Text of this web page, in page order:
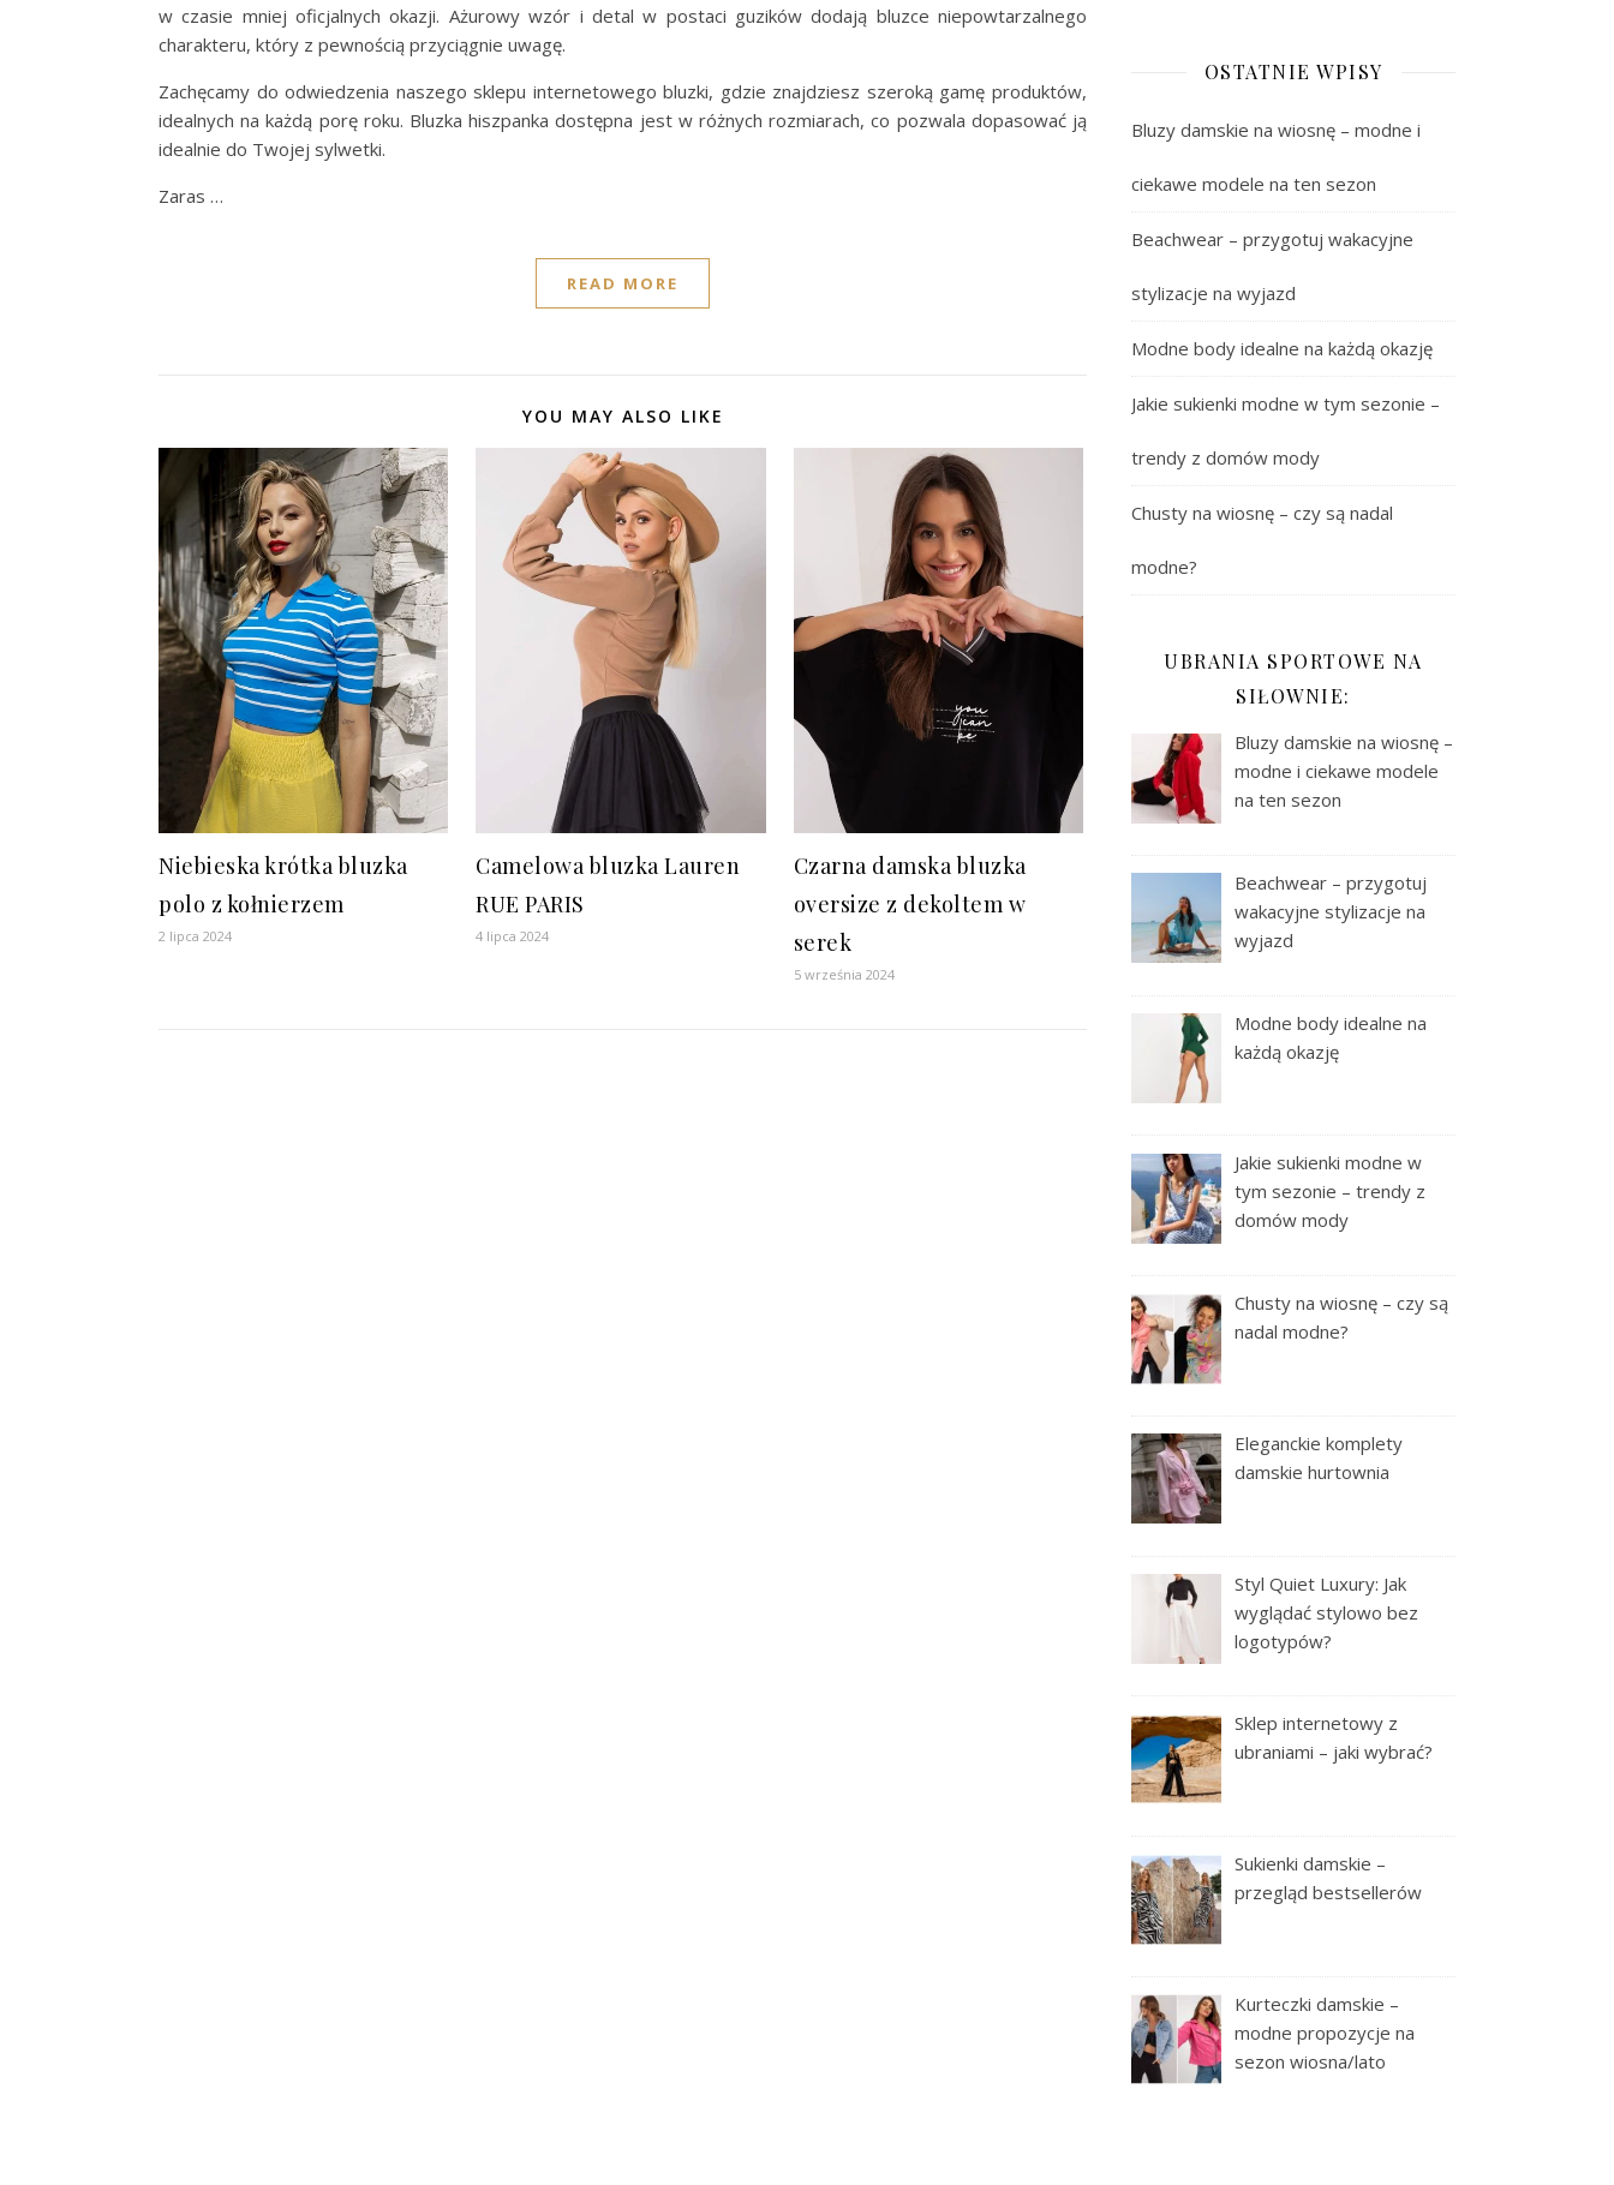
w czasie mniej oficjalnych okazji. Ażurowy wzór i detal w postaci guzików dodają bluzce niepowtarzalnego
charakteru, który z pewnością przyciągnie uwagę.
Zachęcamy do odwiedzenia naszego sklepu internetowego bluzki, gdzie znajdziesz szeroką gamę produktów,
idealnych na każdą porę roku. Bluzka hiszpanka dostępna jest w różnych rozmiarach, co pozwala dopasować ją
idealnie do Twojej sylwetki.
Zaras …
READ MORE
YOU MAY ALSO LIKE
Niebieska krótka bluzka
polo z kołnierzem
2 lipca 2024
Camelowa bluzka Lauren
RUE PARIS
4 lipca 2024
Czarna damska bluzka
oversize z dekoltem w
serek
5 września 2024
OSTATNIE WPISY
Bluzy damskie na wiosnę – modne i
ciekawe modele na ten sezon
Beachwear – przygotuj wakacyjne
stylizacje na wyjazd
Modne body idealne na każdą okazję
Jakie sukienki modne w tym sezonie –
trendy z domów mody
Chusty na wiosnę – czy są nadal
modne?
UBRANIA SPORTOWE NA
SIŁOWNIE:
Bluzy damskie na wiosnę –
modne i ciekawe modele
na ten sezon
Beachwear – przygotuj
wakacyjne stylizacje na
wyjazd
Modne body idealne na
każdą okazję
Jakie sukienki modne w
tym sezonie – trendy z
domów mody
Chusty na wiosnę – czy są
nadal modne?
Eleganckie komplety
damskie hurtownia
Styl Quiet Luxury: Jak
wyglądać stylowo bez
logotypów?
Sklep internetowy z
ubraniami – jaki wybrać?
Sukienki damskie –
przegląd bestsellerów
Kurteczki damskie –
modne propozycje na
sezon wiosna/lato